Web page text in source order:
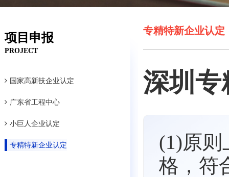
项目申报
PROJECT
国家高新技企业认定
广东省工程中心
小巨人企业认定
专精特新企业认定
专精特新企业认定
深圳专
(1)原
格，符